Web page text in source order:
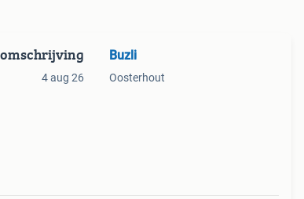
4 aug 26
Buzli
Oosterhout